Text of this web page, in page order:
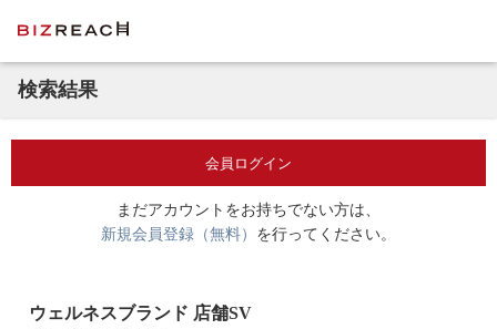
検索結果
会員ログイン
まだアカウントをお持ちでない方は、
新規会員登録（無料） を行ってください。
ウェルネスブランド 店舗SV